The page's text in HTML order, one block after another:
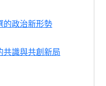
的政治新形勢
共識與共創新局